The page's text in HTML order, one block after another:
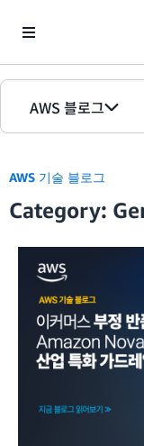
AWS 블로그
홈
에디션
AWS 기술 블로그
Category: